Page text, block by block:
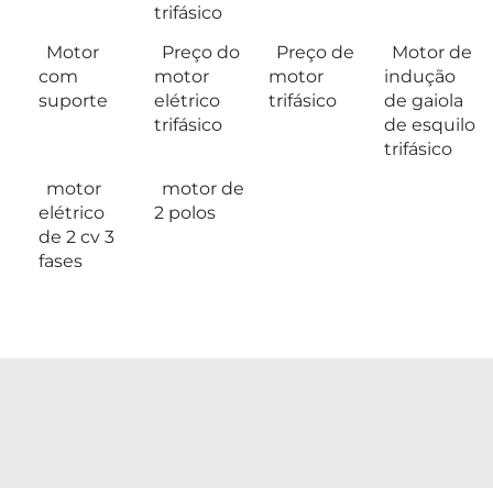
trifásico
Motor
com
suporte
Preço do
motor
elétrico
trifásico
Preço de
motor
trifásico
Motor de
indução
de gaiola
de esquilo
trifásico
motor
elétrico
de 2 cv 3
fases
motor de
2 polos